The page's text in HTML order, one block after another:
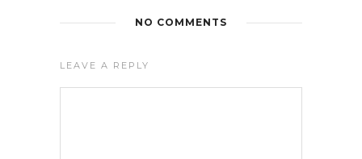
NO COMMENTS
LEAVE A REPLY